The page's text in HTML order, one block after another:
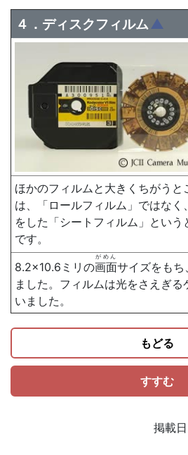
４．ディスクフィルム▲
ほかのフィルムと大きくちがうと
は、「ロールフィルム」ではなく
をした「シートフィルム」という
です。
8.2×10.6ミリの画面
がめん
サイズをもち
ました。フィルムは光をさえぎる
いました。
もどる
すすむ
掲載